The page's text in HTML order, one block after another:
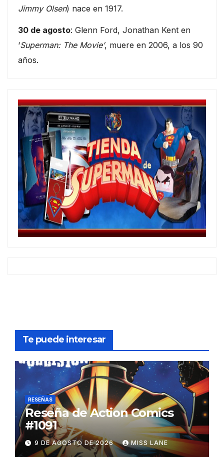
Jimmy Olsen) nace en 1917.
30 de agosto: Glenn Ford, Jonathan Kent en
‘Superman: The Movie’, muere en 2006, a los 90
años.
Te puede interesar
RESEÑAS
Reseña de Action Comics
#1091
9 DE AGOSTO DE 2026 MISS LANE